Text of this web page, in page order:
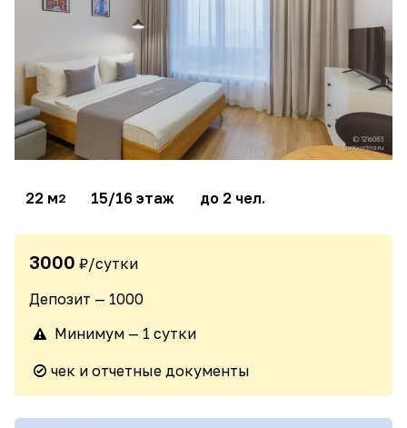
22 м2 15/16 этаж до 2 чел.
3000 ₽/сутки
Депозит — 1000
Минимум — 1 сутки
чек и отчетные документы